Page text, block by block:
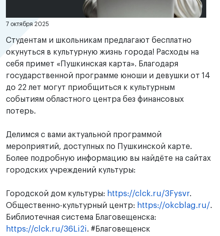
7 октября 2025
Студентам и школьникам предлагают бесплатно
окунуться в культурную жизнь города! Расходы на
себя примет «Пушкинская карта». Благодаря
государственной программе юноши и девушки от 14
до 22 лет могут приобщиться к культурным
событиям областного центра без финансовых
потерь.
Делимся с вами актуальной программой
мероприятий, доступных по Пушкинской карте.
Более подробную информацию вы найдёте на сайтах
городских учреждений культуры:
Городской дом культуры: https://clck.ru/3Fysvr.
Общественно-культурный центр: https://okcblag.ru/.
Библиотечная система Благовещенска:
https://clck.ru/36Li2i. #Благовещенск